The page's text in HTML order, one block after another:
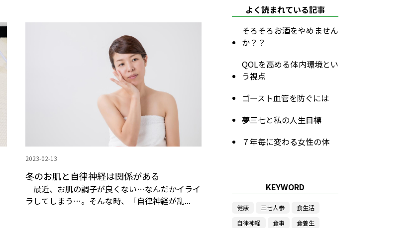
2023-02-13
冬のお肌と自律神経は関係がある
最近、お肌の調子が良くない…なんだかイライ
ラしてしまう…。そんな時、「自律神経が乱...
よく読まれている記事
そろそろお酒をやめません
か？？
QOLを高める体内環境とい
う視点
ゴースト血管を防ぐには
夢三七と私の人生目標
７年毎に変わる女性の体
KEYWORD
健康 三七人参
食生活
自律神経
食事
食養生